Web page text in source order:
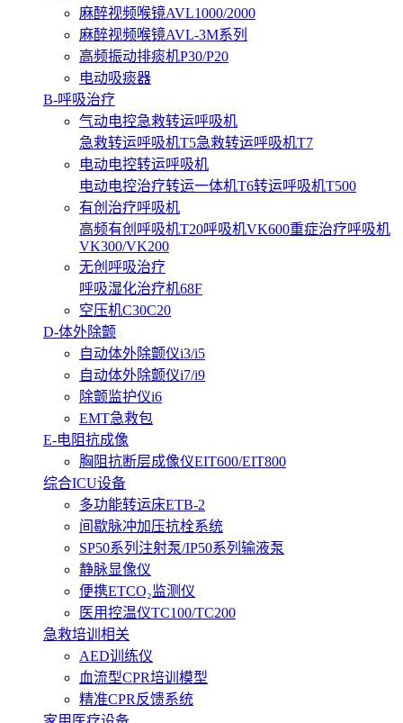
麻醉视频喉镜AVL1000/2000
麻醉视频喉镜AVL-3M系列
高频振动排痰机P30/P20
电动吸痰器
B-呼吸治疗
气动电控急救转运呼吸机
急救转运呼吸机T5急救转运呼吸机T7
电动电控转运呼吸机
电动电控治疗转运一体机T6转运呼吸机T500
有创治疗呼吸机
高频有创呼吸机T20呼吸机VK600重症治疗呼吸机
VK300/VK200
无创呼吸治疗
呼吸湿化治疗机68F
空压机C30C20
D-体外除颤
自动体外除颤仪i3/i5
自动体外除颤仪i7/i9
除颤监护仪i6
EMT急救包
E-电阻抗成像
胸阻抗断层成像仪EIT600/EIT800
综合ICU设备
多功能转运床ETB-2
间歇脉冲加压抗栓系统
SP50系列注射泵/IP50系列输液泵
静脉显像仪
便携ETCO₂监测仪
医用控温仪TC100/TC200
急救培训相关
AED训练仪
血流型CPR培训模型
精准CPR反馈系统